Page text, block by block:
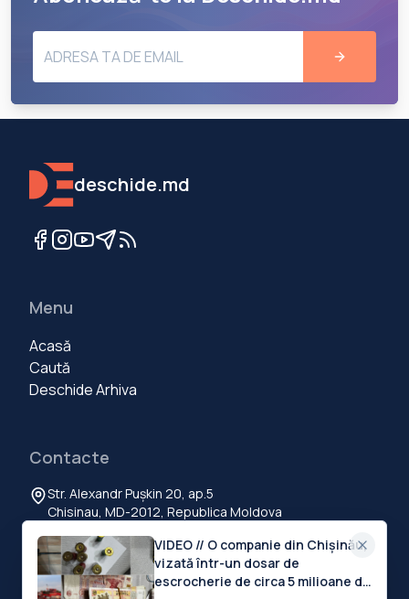
deschide.md
Menu
Acasă
Caută
Deschide Arhiva
Contacte
Str. Alexandr Pușkin 20, ap.5
Chisinau, MD-2012, Republica Moldova
contact@deschide.mdVIDEO // O companie din Chișinău,
vizată într-un dosar de
escrocherie de circa 5 milioane de